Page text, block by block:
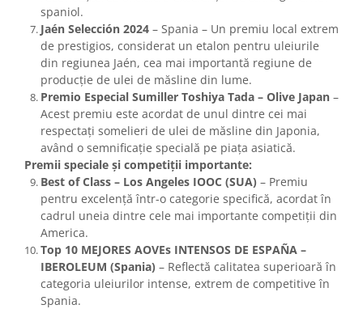
spaniol.
Jaén Selección 2024 – Spania – Un premiu local extrem
de prestigios, considerat un etalon pentru uleiurile
din regiunea Jaén, cea mai importantă regiune de
producție de ulei de măsline din lume.
Premio Especial Sumiller Toshiya Tada – Olive Japan –
Acest premiu este acordat de unul dintre cei mai
respectați somelieri de ulei de măsline din Japonia,
având o semnificație specială pe piața asiatică.
Premii speciale și competiții importante:
Best of Class – Los Angeles IOOC (SUA) – Premiu
pentru excelență într-o categorie specifică, acordat în
cadrul uneia dintre cele mai importante competiții din
America.
Top 10 MEJORES AOVEs INTENSOS DE ESPAÑA –
IBEROLEUM (Spania) – Reflectă calitatea superioară în
categoria uleiurilor intense, extrem de competitive în
Spania.